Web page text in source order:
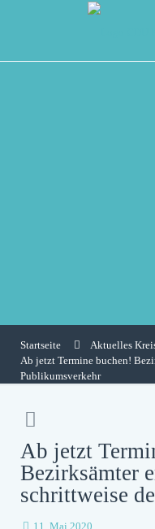
Startseite
Aktuelles
Ab jetzt Termine buchen!
Publikumsverkehr
Ab jetzt
Bezirksämter
schrittweise
11. Mai 2020